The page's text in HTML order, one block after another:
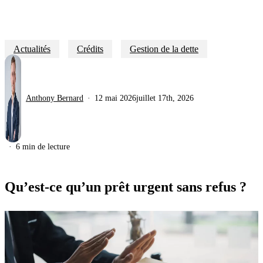
Actualités Crédits Gestion de la dette
Anthony Bernard 12 mai 2026juillet 17th, 2026
6 min de lecture
Qu’est-ce qu’un prêt urgent sans refus ?